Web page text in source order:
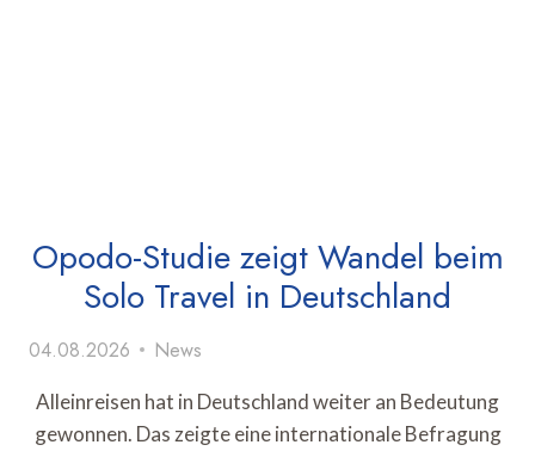
Opodo-Studie zeigt Wandel beim
Solo Travel in Deutschland
04.08.2026 News
Alleinreisen hat in Deutschland weiter an Bedeutung
gewonnen. Das zeigte eine internationale Befragung